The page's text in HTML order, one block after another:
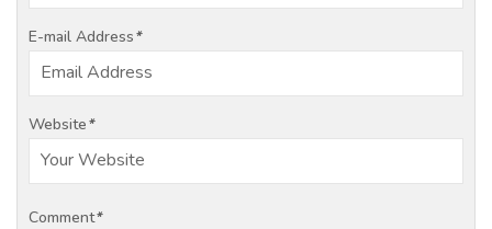
E-mail Address*
Website*
Comment*